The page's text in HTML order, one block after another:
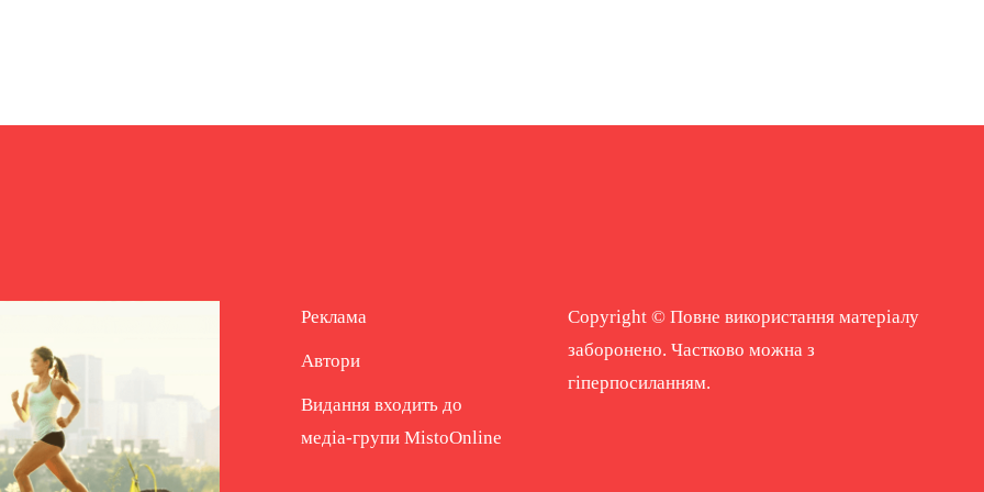
Реклама
Автори
Видання входить до
медіа-групи MistoOnline
Copyright © Повне використання матеріалу
заборонено. Частково можна з
гіперпосиланням.